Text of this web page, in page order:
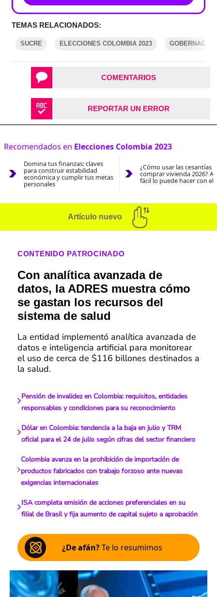
TEMAS RELACIONADOS:
SUCRE ELECCIONES COLOMBIA 2023 GOBERNACIÓN
COMENTARIOS
REPORTAR UN ERROR
Recomendados en Elecciones Colombia 2023
Domina tus finanzas: claves
para construir estabilidad
económica y cumplir tus metas
personales
¿Cómo usar las cesantías
comprar vivienda 2026?
fácil lo puede hacer con el
Artículo nuevo
CONTENIDO PATROCINADO
Con analítica avanzada de
datos, la ADRES muestra cómo
se gastan los recursos del
sistema de salud
La entidad implementó analítica avanzada de
datos e inteligencia artificial para monitorear
el uso de cerca de $116 billones destinados a
la salud.
Pensión de invalidez en Colombia: requisitos, entidades
responsables y condiciones para su reconocimiento
Dólar en Colombia: tendencia a la baja en julio y TRM
oficial para el 24 de julio según cifras del sector financiero
Colombia avanza en la prohibición de importación de
productos fabricados con trabajo forzoso ante nuevas
exigencias internacionales
ISA completa emisión de acciones preferenciales en su
filial de Brasil y fija aumento de capital sujeto a aprobación
¿De afán?Te lo resumimos